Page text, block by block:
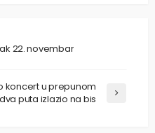
22. novembar
koncert u prepunom
puta izlazio na bis